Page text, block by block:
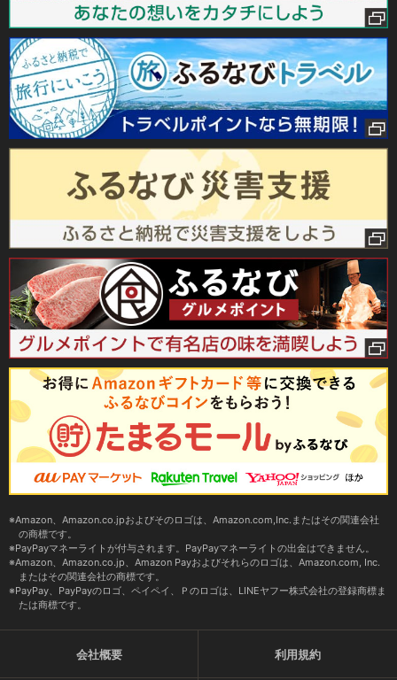
Amazon、Amazon.co.jpおよびそのロゴは、Amazon.com,Inc.またはその関連会社
の商標です。
PayPayマネーライトが付与されます。PayPayマネーライトの出金はできません。
Amazon、Amazon.co.jp、Amazon Payおよびそれらのロゴは、Amazon.com, Inc.
またはその関連会社の商標です。
PayPay、PayPayのロゴ、ペイペイ、Ｐのロゴは、LINEヤフー株式会社の登録商標ま
たは商標です。
会社概要 利用規約